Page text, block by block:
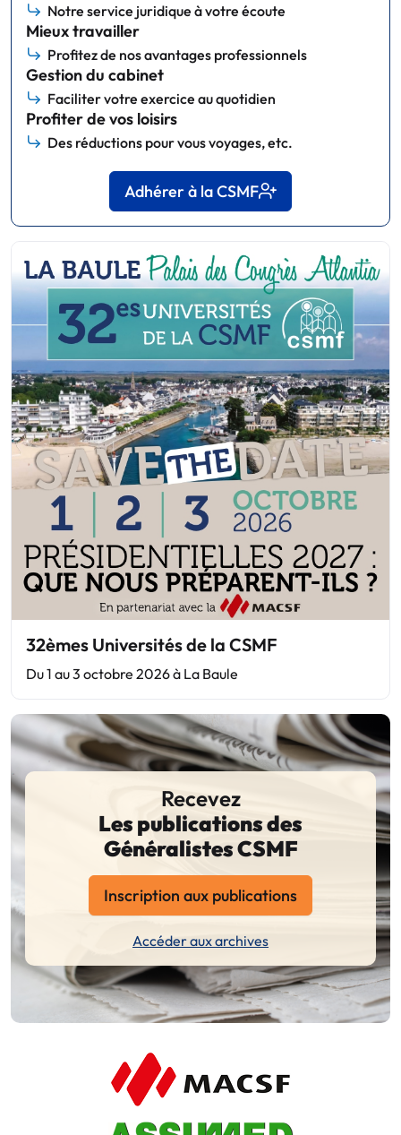
Notre service juridique à votre écoute
Mieux travailler
Profitez de nos avantages professionnels
Gestion du cabinet
Faciliter votre exercice au quotidien
Profiter de vos loisirs
Des réductions pour vous voyages, etc.
Adhérer à la CSMF
32èmes Universités de la CSMF
Du 1 au 3 octobre 2026 à La Baule
Recevez
Les publications des
Généralistes CSMF
Inscription aux publications
Accéder aux archives